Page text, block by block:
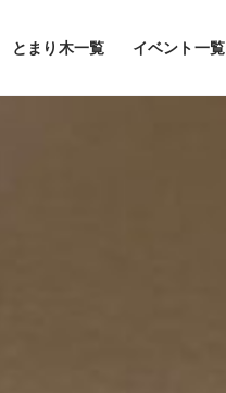
とまり木一覧 イベント一覧